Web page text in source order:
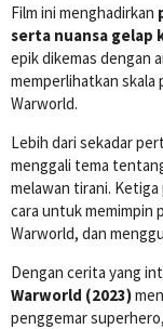
Film ini menghadirkan
serta nuansa gelap
epik dikemas dengan
memperlihatkan skala
Warworld.
Lebih dari sekadar
menggali tema
melawan tirani.
cara untuk memimpin
Warworld, dan
Dengan cerita yang
Warworld (2023)
penggemar